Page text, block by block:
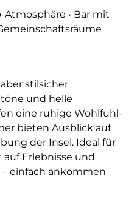
Atmosphäre • Bar mit
stilsicher
und helle
eine ruhige Wohlfühl-
bieten Ausblick auf
der Insel. Ideal für
Erlebnisse und
einfach ankommen